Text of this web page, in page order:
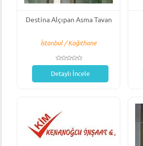
Destina Alçıpan Asma Tavan
İstanbul / Kağıthane
Detaylı İncele